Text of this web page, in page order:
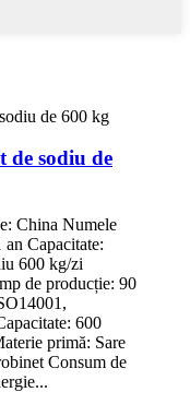
de sodiu de
China Numele
Capacitate:
600 kg/zi
de producție: 90
600
primă: Sare
Consum de